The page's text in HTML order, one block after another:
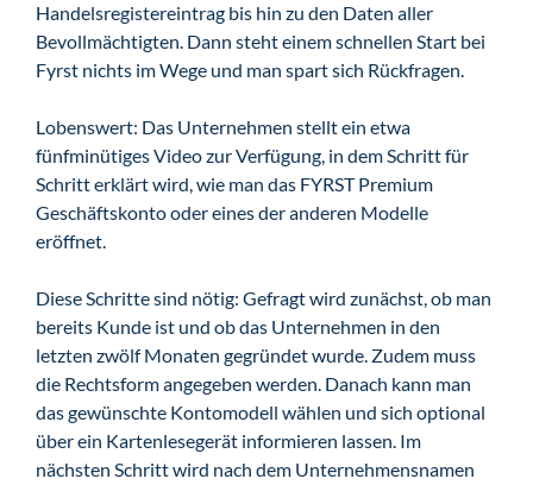
Handelsregistereintrag bis hin zu den Daten aller
Bevollmächtigten. Dann steht einem schnellen Start bei
Fyrst nichts im Wege und man spart sich Rückfragen.
Lobenswert: Das Unternehmen stellt ein etwa
fünfminütiges Video zur Verfügung, in dem Schritt für
Schritt erklärt wird, wie man das FYRST Premium
Geschäftskonto oder eines der anderen Modelle
eröffnet.
Diese Schritte sind nötig: Gefragt wird zunächst, ob man
bereits Kunde ist und ob das Unternehmen in den
letzten zwölf Monaten gegründet wurde. Zudem muss
die Rechtsform angegeben werden. Danach kann man
das gewünschte Kontomodell wählen und sich optional
über ein Kartenlesegerät informieren lassen. Im
nächsten Schritt wird nach dem Unternehmensnamen